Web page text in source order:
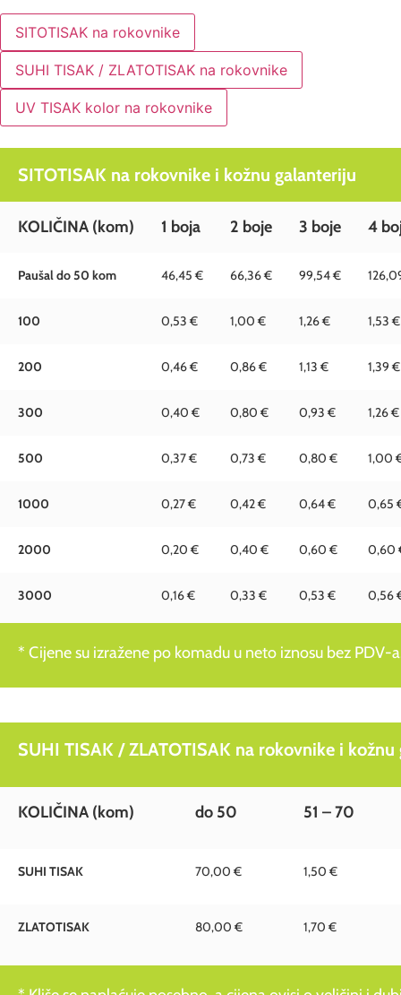
SITOTISAK na rokovnike
SUHI TISAK / ZLATOTISAK na rokovnike
UV TISAK kolor na rokovnike
SITOTISAK na rokovnike i kožnu galanteriju
KOLIČINA (kom) 1 boja 2 boje 3 boje 4
Paušal do 50 kom 46,45 € 66,36 € 99,54 €
100 0,53 € 1,00 € 1,26 € 1,53 €
200 0,46 € 0,86 € 1,13 € 1,39 €
300 0,40 € 0,80 € 0,93 € 1,26 €
500 0,37 € 0,73 € 0,80 € 1,00
1000 0,27 € 0,42 € 0,64 € 0,65
2000 0,20 € 0,40 € 0,60 € 0,60
3000 0,16 € 0,33 € 0,53 € 0,56
* Cijene su izražene po komadu u neto iznosu bez PDV-
SUHI TISAK / ZLATOTISAK na rokovnike i
KOLIČINA (kom) do 50 51 – 70
SUHI TISAK 70,00 € 1,50 €
ZLATOTISAK 80,00 € 1,70 €